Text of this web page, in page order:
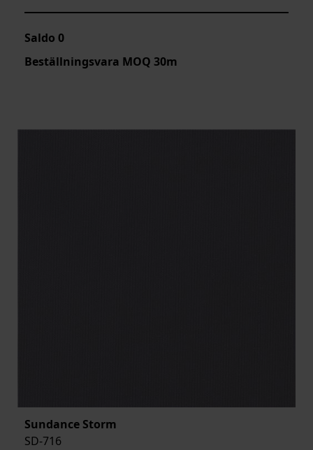
Saldo 0
Beställningsvara MOQ 30m
Sundance Storm
SD-716